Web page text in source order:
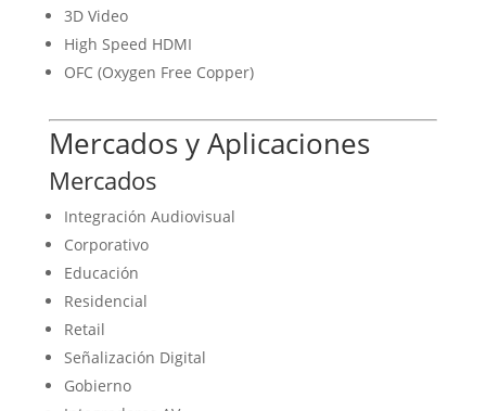
3D Video
High Speed HDMI
OFC (Oxygen Free Copper)
Mercados y Aplicaciones
Mercados
Integración Audiovisual
Corporativo
Educación
Residencial
Retail
Señalización Digital
Gobierno